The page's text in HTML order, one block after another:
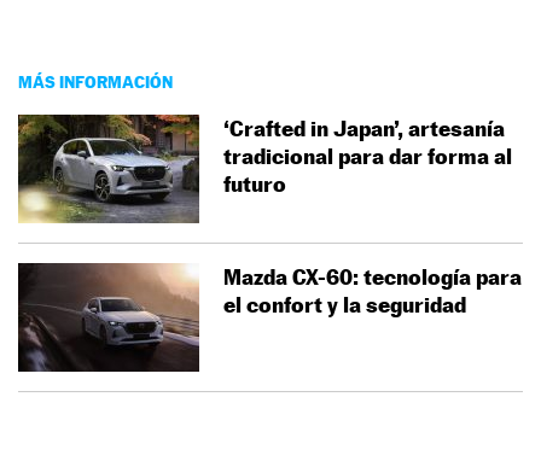
MÁS INFORMACIÓN
‘Crafted in Japan’, artesanía
tradicional para dar forma al
futuro
Mazda CX-60: tecnología para
el confort y la seguridad